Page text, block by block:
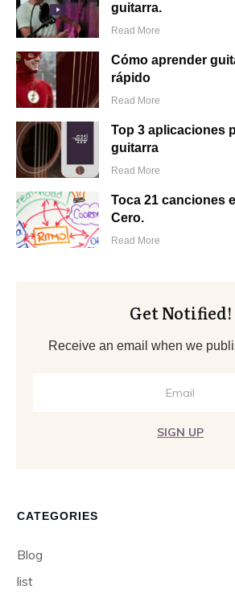
guitarra.
Read More
Cómo aprender
rápido
Read More
Top 3 aplicaciones
guitarra
Read More
Toca 21 canciones
Cero.
Read More
Get Notified!
Receive an email when we
SIGN UP
CATEGORIES
Blog
list